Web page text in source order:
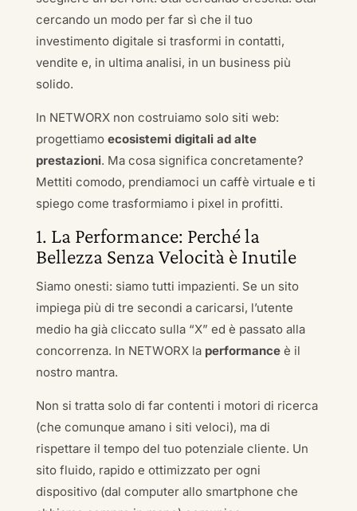
cercando un modo per far sì che il tuo
investimento digitale si trasformi in contatti,
vendite e, in ultima analisi, in un business più
solido.
In NETWORX non costruiamo solo siti web:
progettiamo ecosistemi digitali ad alte
prestazioni. Ma cosa significa concretamente?
Mettiti comodo, prendiamoci un caffè virtuale e ti
spiego come trasformiamo i pixel in profitti.
1. La Performance: Perché la
Bellezza Senza Velocità è Inutile
Siamo onesti: siamo tutti impazienti. Se un sito
impiega più di tre secondi a caricarsi, l’utente
medio ha già cliccato sulla “X” ed è passato alla
concorrenza. In NETWORX la performanceè il
nostro mantra.
Non si tratta solo di far contenti i motori di ricerca
(che comunque amano i siti veloci), ma di
rispettare il tempo del tuo potenziale cliente. Un
sito fluido, rapido e ottimizzato per ogni
dispositivo (dal computer allo smartphone che